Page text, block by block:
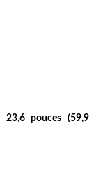
23,6 pouces (59,9